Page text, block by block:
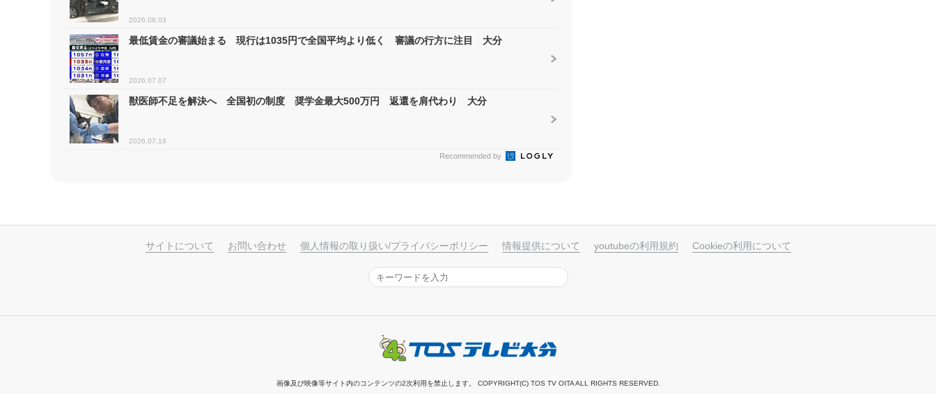
2026.08.03
最低賃金の審議始まる 現行は1035円で全国平均より低く 審議の行方に注目 大分
2026.07.07
獣医師不足を解決へ 全国初の制度 奨学金最大500万円 返還を肩代わり 大分
2026.07.16
Recommended by
サイトについて お問い合わせ 個人情報の取り扱い/プライバシーポリシー 情報提供について youtubeの利用規約 Cookieの利用について
画像及び映像等サイト内のコンテンツの2次利用を禁止します。 COPYRIGHT(C) TOS TV OITA ALL RIGHTS RESERVED.